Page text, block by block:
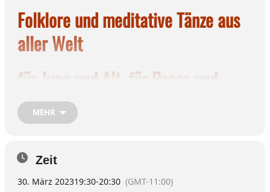
Folklore und meditative Tänze aus
aller Welt
für Jung und Alt, für Paare und
Einzelpersonen m/w
Ort
Pfarrsaal St. Konrad im
MEHR
Zeit
30. März 202319:30-20:30 (GMT-11:00)